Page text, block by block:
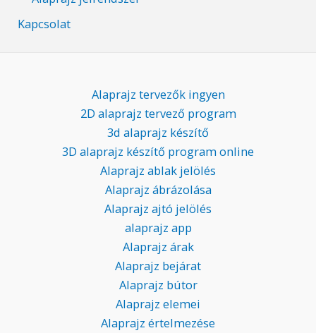
Kapcsolat
Alaprajz tervezők ingyen
2D alaprajz tervező program
3d alaprajz készítő
3D alaprajz készítő program online
Alaprajz ablak jelölés
Alaprajz ábrázolása
Alaprajz ajtó jelölés
alaprajz app
Alaprajz árak
Alaprajz bejárat
Alaprajz bútor
Alaprajz elemei
Alaprajz értelmezése